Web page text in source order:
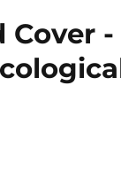
Cover